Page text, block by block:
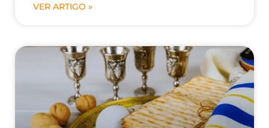
VER ARTIGO »